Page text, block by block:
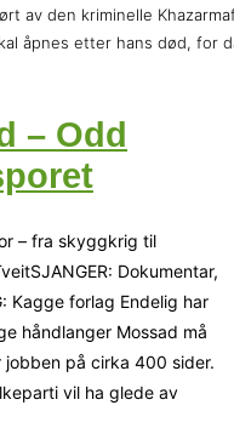
av den kriminelle
åpnes etter hans død, for
– Odd
– fra skyggkrig til
Dokumentar,
Kagge forlag Endelig har
håndlanger Mossad må
jobben på cirka 400 sider.
vil ha glede av